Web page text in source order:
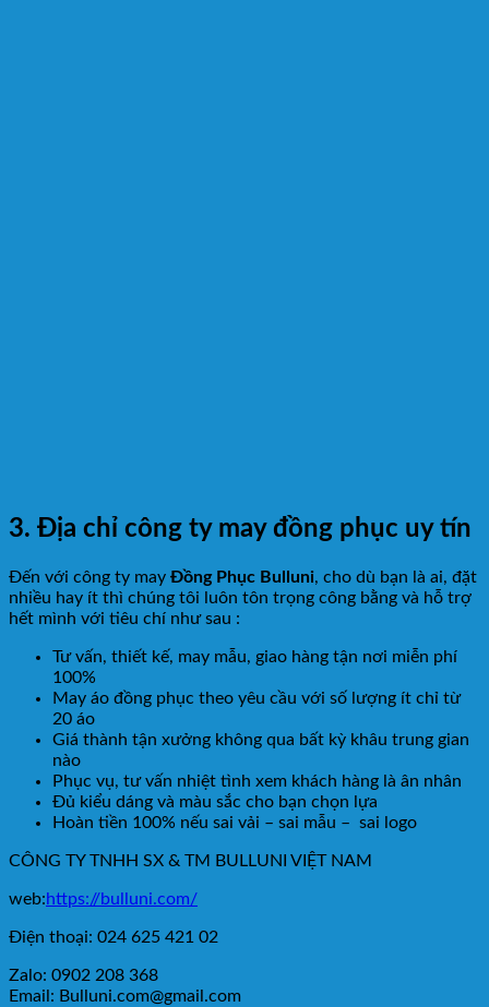
3. Địa chỉ công ty may đồng phục uy tín
Đến với công ty may Đồng Phục Bulluni, cho dù bạn là ai, đặt
nhiều hay ít thì chúng tôi luôn tôn trọng công bằng và hỗ trợ
hết mình với tiêu chí như sau :
Tư vấn, thiết kế, may mẫu, giao hàng tận nơi miễn phí
100%
May áo đồng phục theo yêu cầu với số lượng ít chỉ từ
20 áo
Giá thành tận xưởng không qua bất kỳ khâu trung gian
nào
Phục vụ, tư vấn nhiệt tình xem khách hàng là ân nhân
Đủ kiểu dáng và màu sắc cho bạn chọn lựa
Hoàn tiền 100% nếu sai vải – sai mẫu – sai logo
CÔNG TY TNHH SX & TM BULLUNI VIỆT NAM
web:https://bulluni.com/
Điện thoại: 024 625 421 02
Zalo: 0902 208 368
Email: Bulluni.com@gmail.com